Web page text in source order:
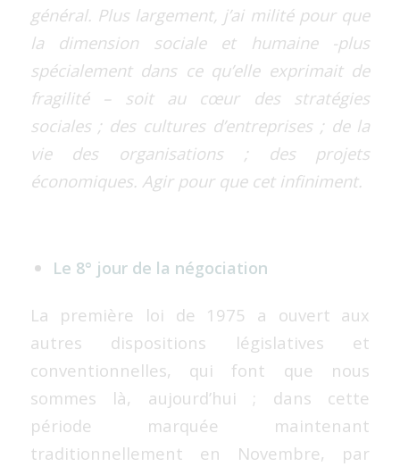
général. Plus largement, j’ai milité pour que
la dimension sociale et humaine -plus
spécialement dans ce qu’elle exprimait de
fragilité – soit au cœur des stratégies
sociales ; des cultures d’entreprises ; de la
vie des organisations ; des projets
économiques. Agir pour que cet infiniment.
Le 8° jour de la négociation
La première loi de 1975 a ouvert aux
autres dispositions législatives et
conventionnelles, qui font que nous
sommes là, aujourd’hui ; dans cette
période marquée maintenant
traditionnellement en Novembre, par